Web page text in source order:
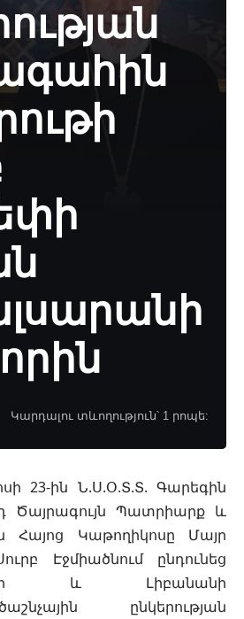
Կարդալու տևողություն՝ 1 րոպե:
23-ին Ն.Ս.Օ.Տ.Տ. Գարեգին
Ծայրագույն Պատրիարք և
Հայոց Կաթողիկոսը Մայր
Էջմիածնում ընդունեց
և Լիբանանի
ընկերության